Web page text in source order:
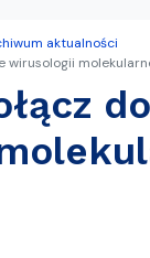
Erasmus i inne
MWB
aktualności
wirusologii